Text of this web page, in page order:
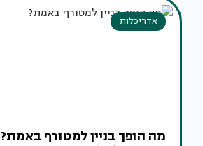
אדריכלות
מה הופך בניין למטורף באמת?